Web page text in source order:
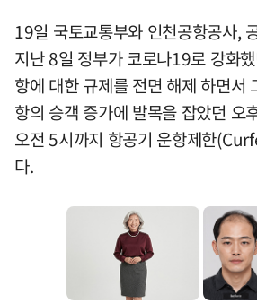
19일 국토교통부와 인천공항공사,
지난 8일 정부가 코로나19로 강화
항에 대한 규제를 전면 해제 하면서
항의 승객 증가에 발목을 잡았던 오
오전 5시까지 항공기 운항제한
다.